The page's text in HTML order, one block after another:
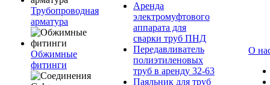
Трубопроводная
арматура
Обжимные
фитинги
Аренда
электромуфтового
аппарата для
сварки труб ПНД
Передавливатель
полиэтиленовых
труб в аренду 32-63
Паяльник для труб
О